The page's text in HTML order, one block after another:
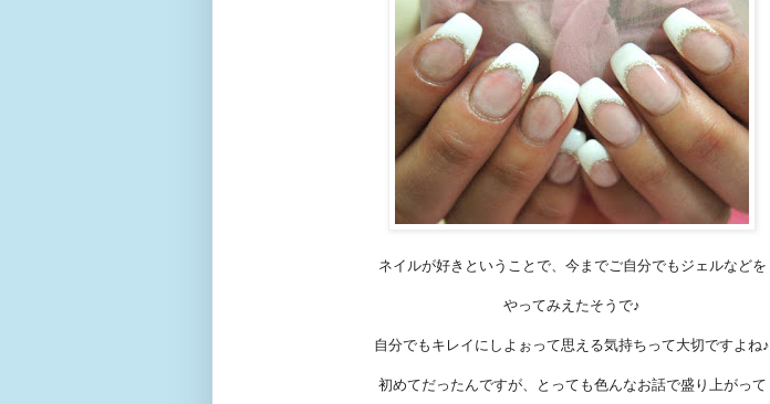
ネイルが好きということで、今までご自分でもジェルなどを
やってみえたそうで♪
自分でもキレイにしよぉって思える気持ちって大切ですよね♪
初めてだったんですが、とっても色んなお話で盛り上がって